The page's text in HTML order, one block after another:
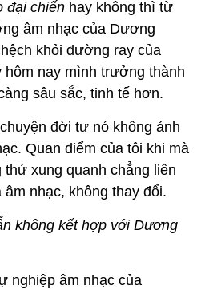
đại chiến hay không thì từ
âm nhạc của Dương
khỏi đường ray của
hôm nay mình trưởng thành
sâu sắc, tinh tế hơn.
đời tư nó không ảnh
Quan điểm của tôi khi mà
xung quanh chẳng liên
nhạc, không thay đổi.
không kết hợp với Dương
nghiệp âm nhạc của